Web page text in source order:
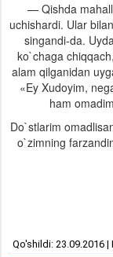
— Qishda
uchishardi. Ular
singandi-da.
ko`chaga
alam qilganidan
«Ey Xudoyim,
ham
Do`stlarim
o`zimning
Qo'shildi: 23.09.2016